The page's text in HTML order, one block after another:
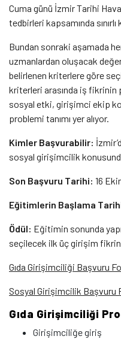
Cuma günü İzmir Tarihi
tedbirleri kapsamında
Bundan sonraki aşamada
uzmanlardan oluşacak
belirlenen kriterlere göre
kriterleri arasında iş
sosyal etki, girişimci ekip
problemi tanımı yer alıyor.
Kimler Başvurabilir:
sosyal girişimcilik
Son Başvuru Tarihi: 16
Eğitimlerin Başlama
Ödül: Eğitimin sonunda
seçilecek ilk üç girişim
Gıda Girişimciliği Başvuru
Sosyal Girişimcilik Başvuru
Gıda Girişimciliği
Girişimciliğe giriş